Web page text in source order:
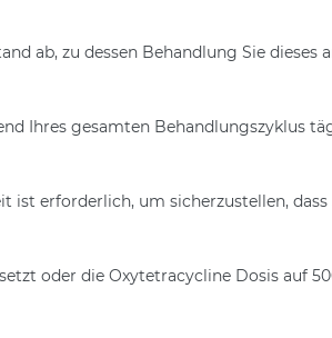
ab, zu dessen Behandlung Sie
Ihres gesamten Behandlungszyklus
ist erforderlich, um sicherzustellen,
oder die Oxytetracycline Dosis auf